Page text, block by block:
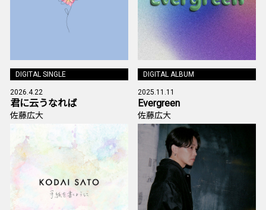
DIGITAL SINGLE
2026.4.22
君に云うなれば
佐藤広大
DIGITAL ALBUM
2025.11.11
Evergreen
佐藤広大